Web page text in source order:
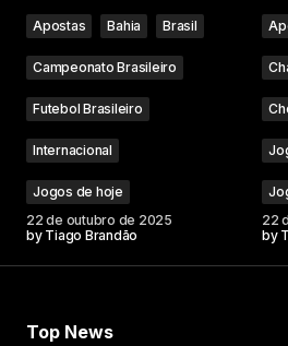
Apostas Bahia Brasil
Campeonato Brasileiro
Futebol Brasileiro
Internacional
Jogos de hoje
22 de outubro de 2025
by Tiago Brandão
22
by
Top News